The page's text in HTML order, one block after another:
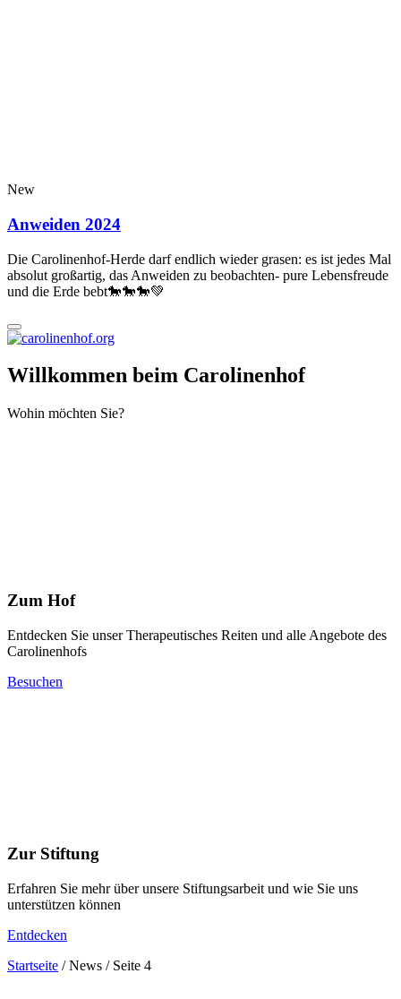
New
Anweiden 2024
Die Carolinenhof-Herde darf endlich wieder grasen: es ist jedes Mal
absolut großartig, das Anweiden zu beobachten- pure Lebensfreude
und die Erde bebt🐎🐎🐎💚
Willkommen beim Carolinenhof
Wohin möchten Sie?
Zum Hof
Entdecken Sie unser Therapeutisches Reiten und alle Angebote des
Carolinenhofs
Besuchen
Zur Stiftung
Erfahren Sie mehr über unsere Stiftungsarbeit und wie Sie uns
unterstützen können
Entdecken
Startseite /News / Seite 4